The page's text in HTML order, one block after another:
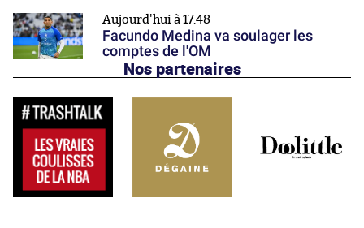
Aujourd'hui à 17:48
Facundo Medina va soulager les
comptes de l'OM
Nos partenaires